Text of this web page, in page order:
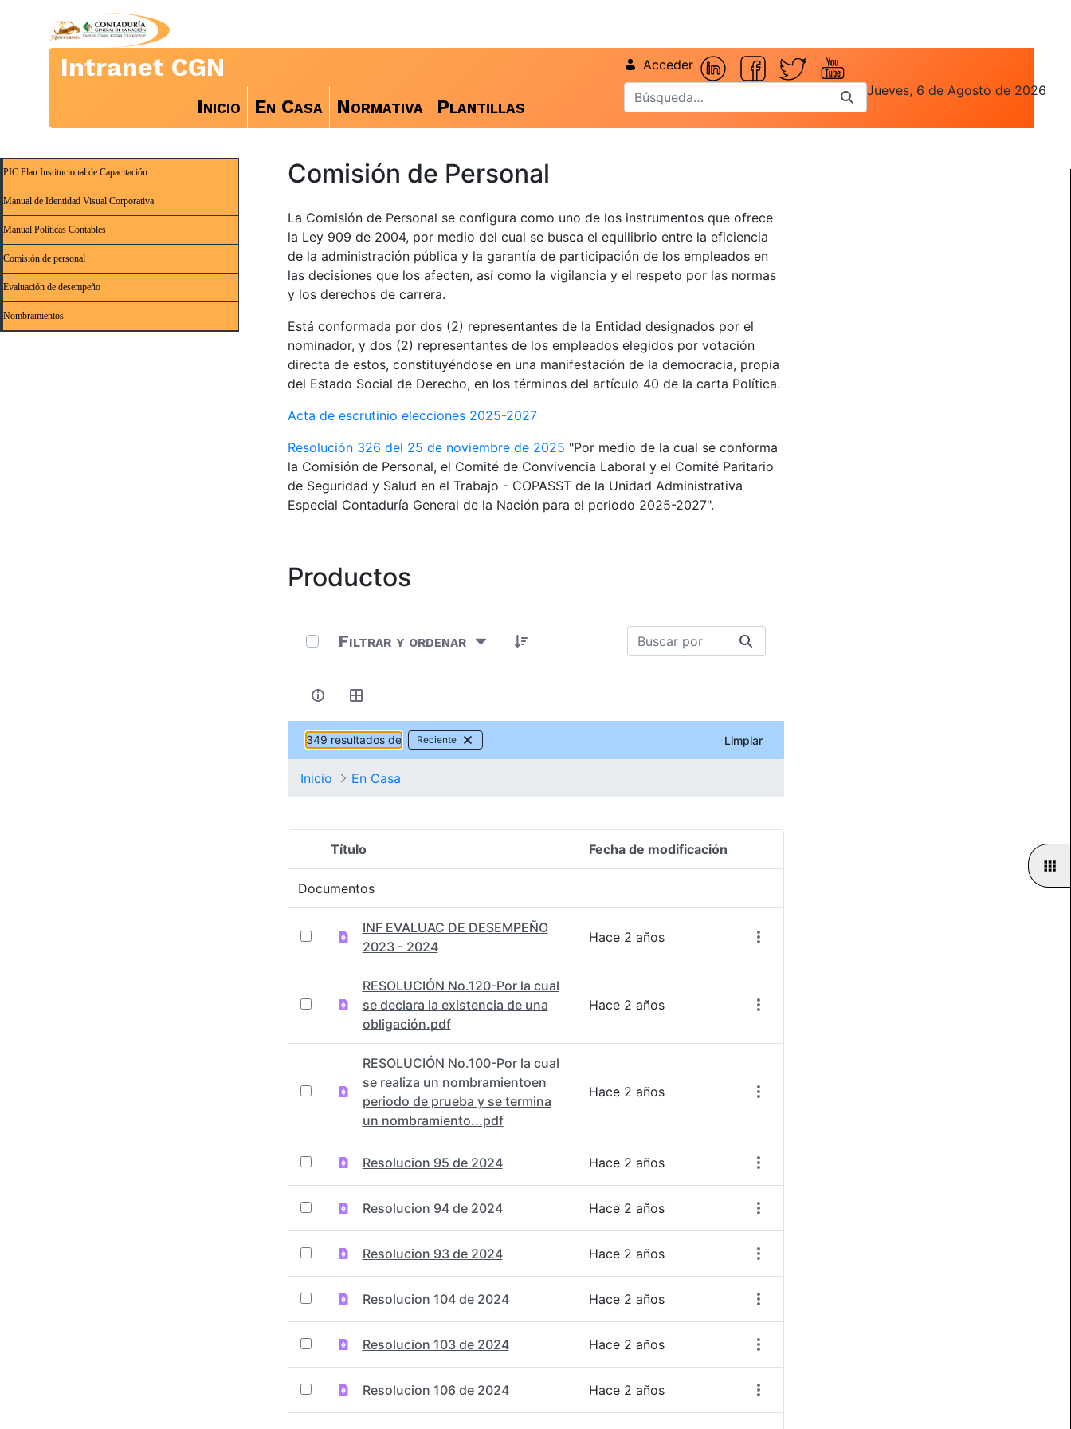
Intranet CGN
Inicio En Casa Normativa Plantillas
Acceder
Jueves, 6 de Agosto de 2026
PIC Plan Institucional de Capacitación
Manual de Identidad Visual Corporativa
Manual Políticas Contables
Comisión de personal
Evaluación de desempeño
Nombramientos
Comisión de Personal
La Comisión de Personal se configura como uno de los instrumentos que ofrece
la Ley 909 de 2004, por medio del cual se busca el equilibrio entre la eficiencia
de la administración pública y la garantía de participación de los empleados en
las decisiones que los afecten, así como la vigilancia y el respeto por las normas
y los derechos de carrera.
Está conformada por dos (2) representantes de la Entidad designados por el
nominador, y dos (2) representantes de los empleados elegidos por votación
directa de estos, constituyéndose en una manifestación de la democracia, propia
del Estado Social de Derecho, en los términos del artículo 40 de la carta Política.
Acta de escrutinio elecciones 2025-2027
Resolución 326 del 25 de noviembre de 2025 "Por medio de la cual se conforma
la Comisión de Personal, el Comité de Convivencia Laboral y el Comité Paritario
de Seguridad y Salud en el Trabajo - COPASST de la Unidad Administrativa
Especial Contaduría General de la Nación para el periodo 2025-2027".
Productos
Filtrar y ordenar
349 resultados de Reciente Limpiar
Inicio En Casa
Selección del elemento
Título
Fecha de modificación
Acciones del elemento
Documentos
INF EVALUAC DE DESEMPEÑO
2023 - 2024
Hace 2 años
RESOLUCIÓN No.120-Por la cual
se declara la existencia de una
obligación.pdf
Hace 2 años
RESOLUCIÓN No.100-Por la cual
se realiza un nombramientoen
periodo de prueba y se termina
un nombramiento...pdf
Hace 2 años
Resolucion 95 de 2024 Hace 2 años
Resolucion 94 de 2024 Hace 2 años
Resolucion 93 de 2024 Hace 2 años
Resolucion 104 de 2024 Hace 2 años
Resolucion 103 de 2024 Hace 2 años
Resolucion 106 de 2024 Hace 2 años